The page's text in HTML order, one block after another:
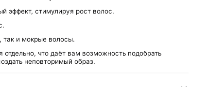
эффект, стимулируя рост волос.
так и мокрые волосы.
что даёт вам возможность подобрать
неповторимый образ.